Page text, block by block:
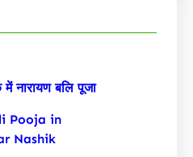
में नारायण बलि पूजा
Pooja in
Nashik